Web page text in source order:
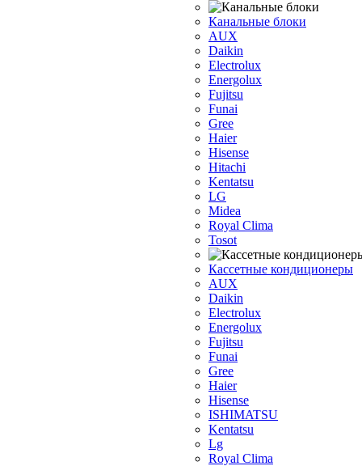
Канальные блоки
AUX
Dаikin
Electrolux
Energolux
Fujitsu
Funai
Gree
Haier
Hisense
Hitachi
Kentatsu
LG
Midea
Royal Clima
Tosot
Кассетные кондиционеры
AUX
Daikin
Electrolux
Energolux
Fujitsu
Funai
Gree
Haier
Hisense
ISHIMATSU
Kentatsu
Lg
Royal Clima